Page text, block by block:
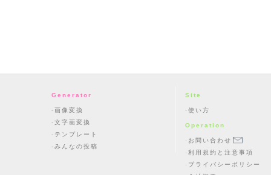
Generator
画像変換
文字画変換
テンプレート
みんなの投稿
Site
使い方
Operation
お問い合わせ
利用規約と注意事項
プライバシーポリシー